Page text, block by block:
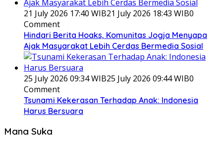
21 July 2026 17:40 WIB21 July 2026 18:43 WIB0
Comment
Hindari Berita Hoaks, Komunitas Jogja Menyapa
Ajak Masyarakat Lebih Cerdas Bermedia Sosial
25 July 2026 09:34 WIB25 July 2026 09:44 WIB0
Comment
Tsunami Kekerasan Terhadap Anak: Indonesia
Harus Bersuara
Mana Suka